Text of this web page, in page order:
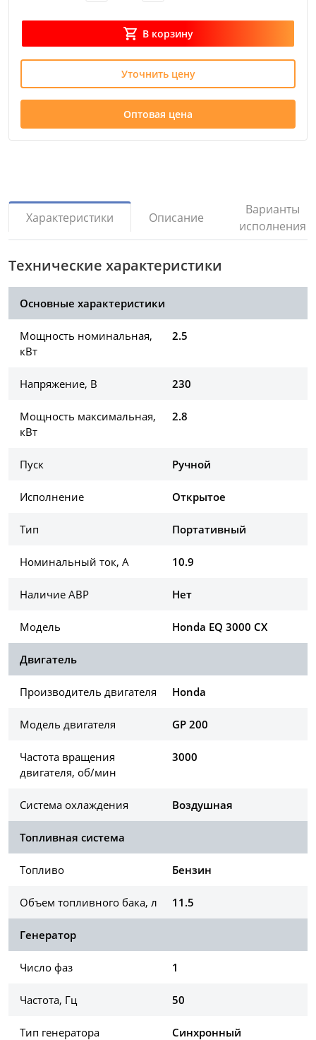
В корзину
Уточнить цену
Оптовая цена
Характеристики Описание
Варианты
исполнения
Технические характеристики
Основные характеристики
Мощность номинальная,
кВт
2.5
Напряжение, В 230
Мощность максимальная,
кВт
2.8
Пуск Ручной
Исполнение Открытое
Тип Портативный
Номинальный ток, А 10.9
Наличие АВР Нет
Модель Honda EQ 3000 CX
Двигатель
Производитель двигателя Honda
Модель двигателя GP 200
Частота вращения
двигателя, об/мин
3000
Система охлаждения Воздушная
Топливная система
Топливо Бензин
Объем топливного бака, л 11.5
Генератор
Число фаз 1
Частота, Гц 50
Тип генератора Синхронный